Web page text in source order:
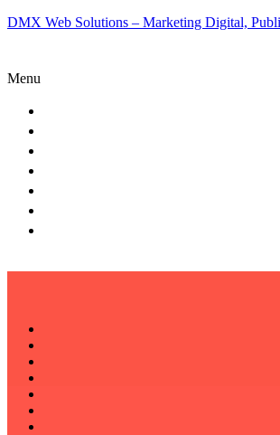
DMX Web Solutions – Marketing Digital,
Menu